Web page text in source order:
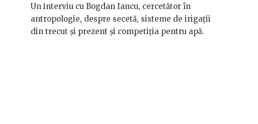
Un interviu cu Bogdan Iancu, cercetător în
antropologie, despre secetă, sisteme de irigații
din trecut și prezent și competiția pentru apă.